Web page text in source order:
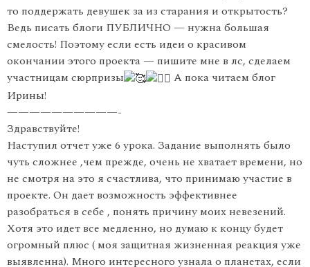
то поддержать девушек за из старания и открытость?
Ведь писать блоги ПУБЛИЧНО — нужна большая
смелость! Поэтому если есть идеи о красивом
окончании этого проекта — пишите мне в лс, сделаем
участницам сюрпризы
А пока читаем блог
Ирины!
——————————-
Здравствуйте!
Наступил отчет уже 6 урока. Задание выполнять было
чуть сложнее ,чем прежде, очень не хватает времени, но
не смотря на это я счастлива, что принимаю участие в
проекте. Он дает возможность эффективнее
разобраться в себе , понять причину моих невезений.
Хотя это идет все медленно, но думаю к концу будет
огромный плюс ( моя защитная жизненная реакция уже
выявленна). Много интересного узнала о планетах, если